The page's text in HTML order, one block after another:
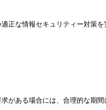
正な情報セキュリティー対策を
がある場合には、合理的な期